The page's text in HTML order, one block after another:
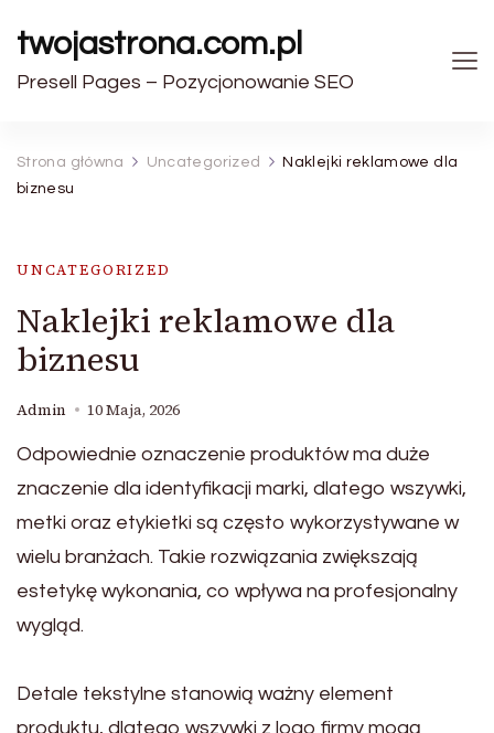
twojastrona.com.pl
Presell Pages – Pozycjonowanie SEO
Strona główna Uncategorized
Naklejki reklamowe dla
biznesu
UNCATEGORIZED
Naklejki reklamowe dla
biznesu
Admin 10 Maja, 2026
Odpowiednie oznaczenie produktów ma duże
znaczenie dla identyfikacji marki, dlatego wszywki,
metki oraz etykietki są często wykorzystywane w
wielu branżach. Takie rozwiązania zwiększają
estetykę wykonania, co wpływa na profesjonalny
wygląd.
Detale tekstylne stanowią ważny element
produktu, dlatego wszywki z logo firmy mogą